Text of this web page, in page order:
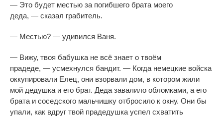
— Это будет местью за погибшего брата моего
деда, — сказал грабитель.
— Местью? — удивился Ваня.
— Вижу, твоя бабушка не всё знает о твоём
прадеде, — усмехнулся бандит. — Когда немецкие войска
оккупировали Елец, они взорвали дом, в котором жили
мой дедушка и его брат. Деда завалило обломками, а его
брата и соседского мальчишку отбросило к окну. Они бы
упали, как вдруг твой прадедушка успел схватить